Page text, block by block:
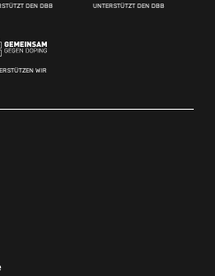
DEN DBB UNTERSTÜTZT DEN DBB
WIR